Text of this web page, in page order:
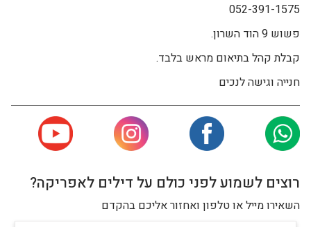
052-391-1575
פשוש 9 הוד השרון.
קבלת קהל בתיאום מראש בלבד.
חנייה וגישה לנכים
רוצים לשמוע לפני כולם על דילים לאפריקה?
השאירו מייל או טלפון ואחזור אליכם בהקדם